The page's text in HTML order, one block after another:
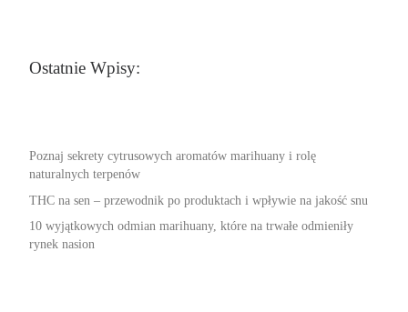
Ostatnie Wpisy:
Poznaj sekrety cytrusowych aromatów marihuany i rolę
naturalnych terpenów
THC na sen – przewodnik po produktach i wpływie na jakość snu
10 wyjątkowych odmian marihuany, które na trwałe odmieniły
rynek nasion